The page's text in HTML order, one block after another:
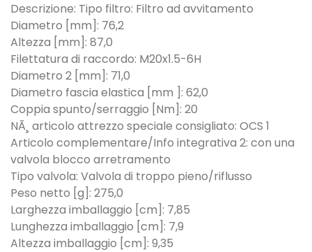
Descrizione: Tipo filtro: Filtro ad avvitamento
Diametro [mm]: 76,2
Altezza [mm]: 87,0
Filettatura di raccordo: M20x1.5-6H
Diametro 2 [mm]: 71,0
Diametro fascia elastica [mm ]: 62,0
Coppia spunto/serraggio [Nm]: 20
NÃ¸ articolo attrezzo speciale consigliato: OCS 1
Articolo complementare/Info integrativa 2: con una
valvola blocco arretramento
Tipo valvola: Valvola di troppo pieno/riflusso
Peso netto [g]: 275,0
Larghezza imballaggio [cm]: 7,85
Lunghezza imballaggio [cm]: 7,9
Altezza imballaggio [cm]: 9,35